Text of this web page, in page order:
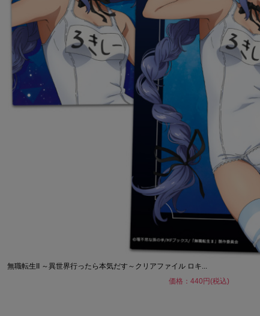
無職転生II ～異世界行ったら本気だす～クリアファイル ロキ...
価格：440円(税込)